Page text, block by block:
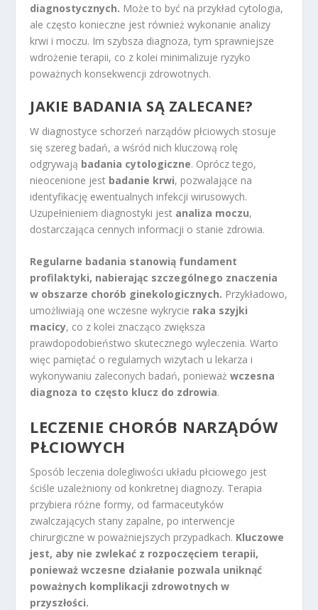
diagnostycznych. Może to być na przykład cytologia,
ale często konieczne jest również wykonanie analizy
krwi i moczu. Im szybsza diagnoza, tym sprawniejsze
wdrożenie terapii, co z kolei minimalizuje ryzyko
poważnych konsekwencji zdrowotnych.
JAKIE BADANIA SĄ ZALECANE?
W diagnostyce schorzeń narządów płciowych stosuje
się szereg badań, a wśród nich kluczową rolę
odgrywają badania cytologiczne. Oprócz tego,
nieocenione jest badanie krwi, pozwalające na
identyfikację ewentualnych infekcji wirusowych.
Uzupełnieniem diagnostyki jest analiza moczu,
dostarczająca cennych informacji o stanie zdrowia.
Regularne badania stanowią fundament
profilaktyki, nabierając szczególnego znaczenia
w obszarze chorób ginekologicznych. Przykładowo,
umożliwiają one wczesne wykrycie raka szyjki
macicy, co z kolei znacząco zwiększa
prawdopodobieństwo skutecznego wyleczenia. Warto
więc pamiętać o regularnych wizytach u lekarza i
wykonywaniu zaleconych badań, ponieważwczesna
diagnoza to często klucz do zdrowia.
LECZENIE CHORÓB NARZĄDÓW
PŁCIOWYCH
Sposób leczenia dolegliwości układu płciowego jest
ściśle uzależniony od konkretnej diagnozy. Terapia
przybiera różne formy, od farmaceutyków
zwalczających stany zapalne, po interwencje
chirurgiczne w poważniejszych przypadkach. Kluczowe
jest, aby nie zwlekać z rozpoczęciem terapii,
ponieważ wczesne działanie pozwala uniknąć
poważnych komplikacji zdrowotnych w
przyszłości.